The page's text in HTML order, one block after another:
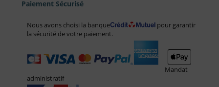
Paiement Sécurisé
Nous avons choisi la banque
pour garantir
la sécurité de votre paiement.
Mandat
administratif